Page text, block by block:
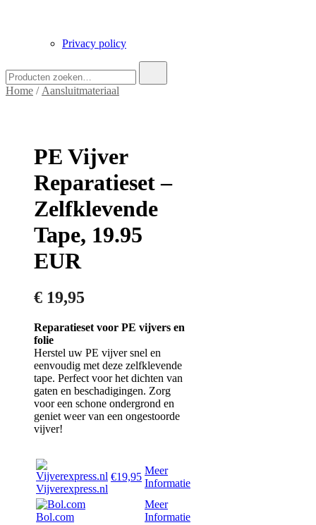
Privacy policy
naar:
Home / Aansluitmateriaal
PE Vijver
Reparatieset –
Zelfklevende
Tape, 19.95
EUR
€ 19,95
Reparatieset voor PE vijvers en
folie
Herstel uw PE vijver snel en
eenvoudig met deze zelfklevende
tape. Perfect voor het dichten van
gaten en beschadigingen. Zorg
voor een schone ondergrond en
geniet weer van een ongestoorde
vijver!
Vijverexpress.nl
€19,95
Meer
Informatie
Bol.com
Meer
Informatie